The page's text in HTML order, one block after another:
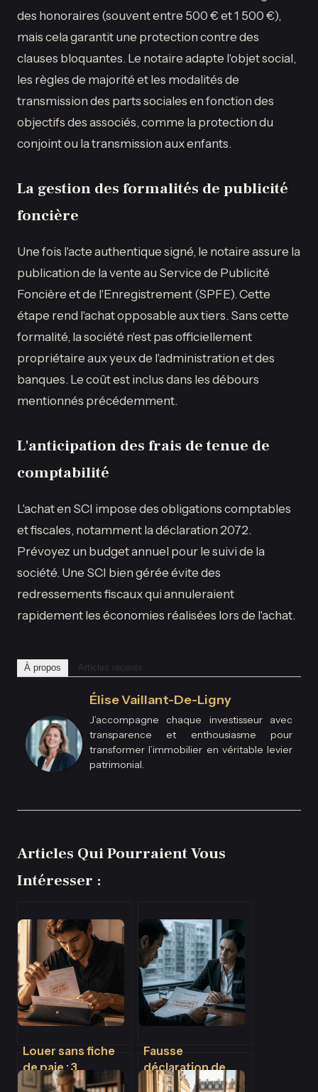
des honoraires (souvent entre 500 € et 1 500 €),
mais cela garantit une protection contre des
clauses bloquantes. Le notaire adapte l'objet social,
les règles de majorité et les modalités de
transmission des parts sociales en fonction des
objectifs des associés, comme la protection du
conjoint ou la transmission aux enfants.
La gestion des formalités de publicité
foncière
Une fois l'acte authentique signé, le notaire assure la
publication de la vente au Service de Publicité
Foncière et de l'Enregistrement (SPFE). Cette
étape rend l'achat opposable aux tiers. Sans cette
formalité, la société n'est pas officiellement
propriétaire aux yeux de l'administration et des
banques. Le coût est inclus dans les débours
mentionnés précédemment.
L'anticipation des frais de tenue de
comptabilité
L'achat en SCI impose des obligations comptables
et fiscales, notamment la déclaration 2072.
Prévoyez un budget annuel pour le suivi de la
société. Une SCI bien gérée évite des
redressements fiscaux qui annuleraient
rapidement les économies réalisées lors de l'achat.
À propos Articles récents
Élise Vaillant-De-Ligny
J’accompagne chaque investisseur avec
transparence et enthousiasme pour
transformer l’immobilier en véritable levier
patrimonial.
Articles Qui Pourraient Vous
Intéresser :
Louer sans fiche
de paie : 3
stratégies pour
Fausse
déclaration de
résidence